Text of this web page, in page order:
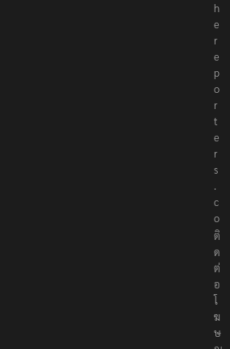
h
e
r
e
p
o
r
t
e
r
s
.
c
o
ติ
ด
ต่
อ
โ
ฆ
ษ